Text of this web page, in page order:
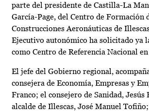
parte del presidente de Castilla-La
García-Page, del Centro de Formación
Construcciones Aeronáuticas de
Ejecutivo autonómico ha solicitado ya
como Centro de Referencia Nacional
El jefe del Gobierno regional,
consejera de Economía, Empresas y
Franco; el consejero de Sanidad, Jesús
alcalde de Illescas, José Manuel